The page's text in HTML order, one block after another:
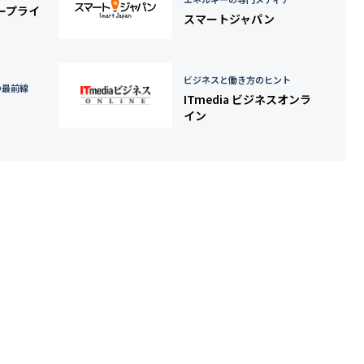
プライ スマートジャパン
前線
ビジネスと働き方のヒント
ITmedia ビジネスオンラ
イン